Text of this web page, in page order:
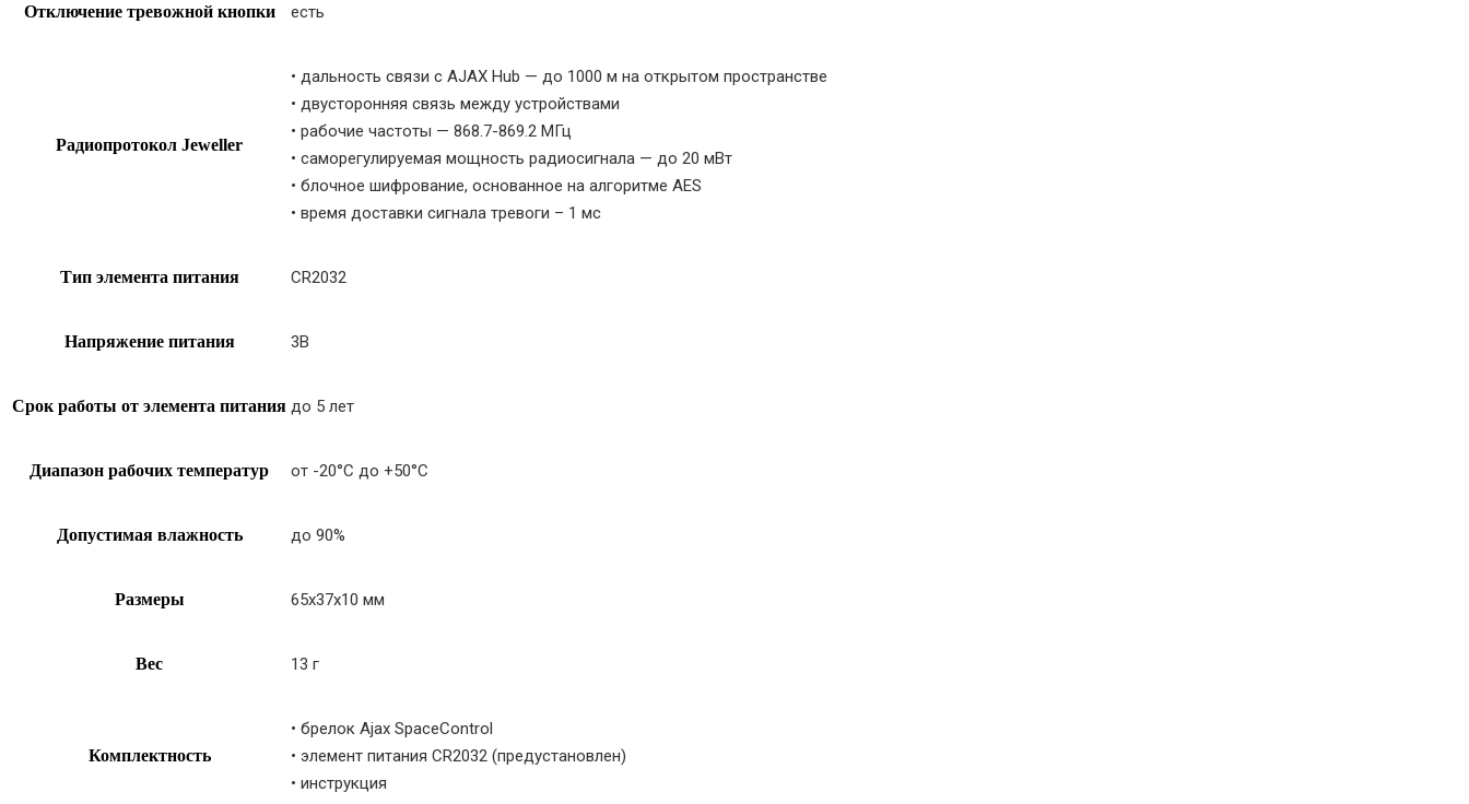
Отключение тревожной кнопки есть
Радиопротокол Jeweller
• дальность связи с AJAX Hub — до 1000 м на открытом пространстве
• двусторонняя связь между устройствами
• рабочие частоты — 868.7-869.2 МГц
• саморегулируемая мощность радиосигнала — до 20 мВт
• блочное шифрование, основанное на алгоритме AES
• время доставки сигнала тревоги – 1 мс
Тип элемента питания CR2032
Напряжение питания 3В
Срок работы от элемента питания до 5 лет
Диапазон рабочих температур от -20°С до +50°С
Допустимая влажность до 90%
Размеры 65х37х10 мм
Вес 13 г
Комплектность
• брелок Ajax SpaceControl
• элемент питания CR2032 (предустановлен)
• инструкция